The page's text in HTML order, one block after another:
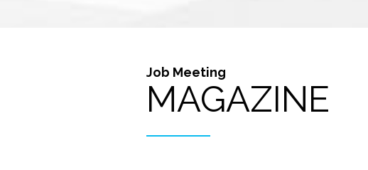
Job Meeting
MAGAZINE